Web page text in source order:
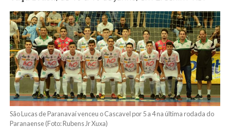
São Lucas de Paranavaí venceu o Cascavel por 5 a 4 na última rodada do
Paranaense (Foto: Rubens Jr Xuxa)